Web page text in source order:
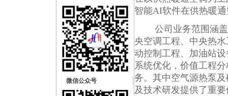
微信公众号
智能AI软件在供热暖
公司业务范围涵盖
央空调工程、中央热
动控制工程、加油站
系统优化，价值工程
务。其中空气源热泵
及技术研发提供了重